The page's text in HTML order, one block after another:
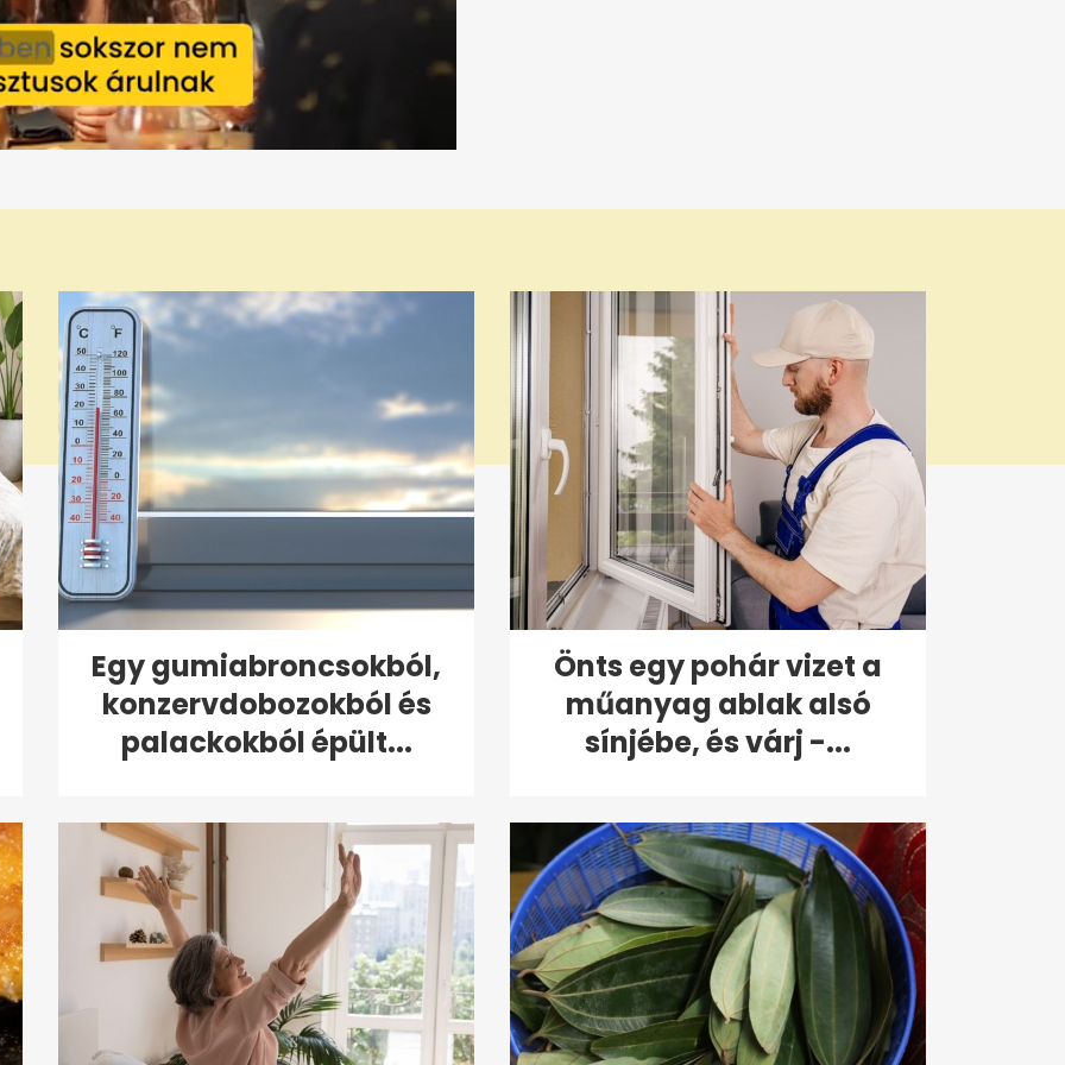
Egy gumiabroncsokból,
konzervdobozokból és
palackokból épült...
Önts egy pohár vizet a
műanyag ablak alsó
sínjébe, és várj -...